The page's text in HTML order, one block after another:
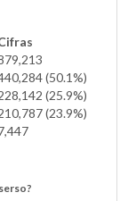
(50.1%)
(25.9%)
(23.9%)